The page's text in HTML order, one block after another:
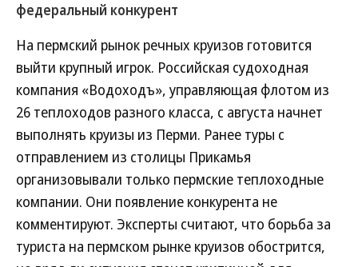
федеральный конкурент
На пермский рынок речных круизов готовится
выйти крупный игрок. Российская судоходная
компания «Водоходъ», управляющая флотом из
26 теплоходов разного класса, с августа начнет
выполнять круизы из Перми. Ранее туры с
отправлением из столицы Прикамья
организовывали только пермские теплоходные
компании. Они появление конкурента не
комментируют. Эксперты считают, что борьба за
туриста на пермском рынке круизов обострится,